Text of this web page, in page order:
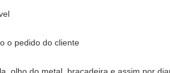
o pedido do cliente